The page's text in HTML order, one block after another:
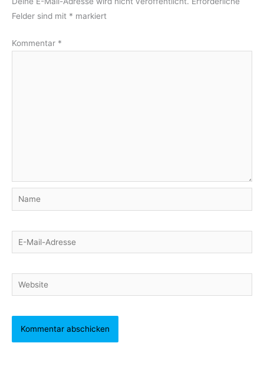
Felder sind mit * markiert
Kommentar *
Name
E-
Mail-
Website